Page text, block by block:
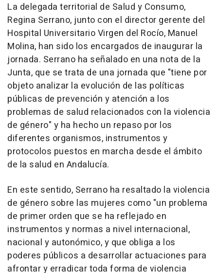
La delegada territorial de Salud y Consumo,
Regina Serrano, junto con el director gerente del
Hospital Universitario Virgen del Rocío, Manuel
Molina, han sido los encargados de inaugurar la
jornada. Serrano ha señalado en una nota de la
Junta, que se trata de una jornada que "tiene por
objeto analizar la evolución de las políticas
públicas de prevención y atención a los
problemas de salud relacionados con la violencia
de género" y ha hecho un repaso por los
diferentes organismos, instrumentos y
protocolos puestos en marcha desde el ámbito
de la salud en Andalucía.
En este sentido, Serrano ha resaltado la violencia
de género sobre las mujeres como "un problema
de primer orden que se ha reflejado en
instrumentos y normas a nivel internacional,
nacional y autonómico, y que obliga a los
poderes públicos a desarrollar actuaciones para
afrontar y erradicar toda forma de violencia